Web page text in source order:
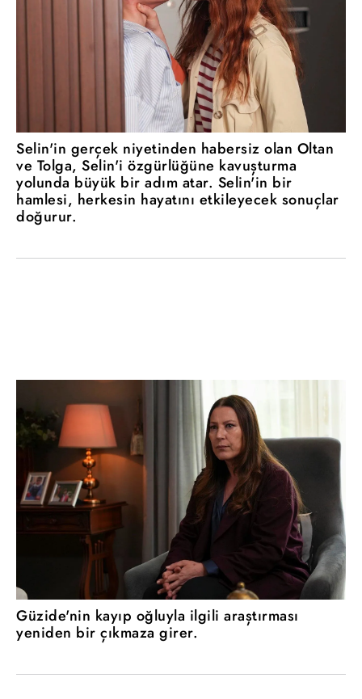
Selin'in gerçek niyetinden habersiz olan Oltan
ve Tolga, Selin'i özgürlüğüne kavuşturma
yolunda büyük bir adım atar. Selin'in bir
hamlesi, herkesin hayatını etkileyecek sonuçlar
doğurur.
Güzide'nin kayıp oğluyla ilgili araştırması
yeniden bir çıkmaza girer.